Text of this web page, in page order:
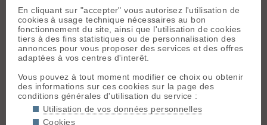
Massif :Mont Blanc
Départ :Chamonix
(Aiguille du Midi)
(3842 m)
Nord
Sommet associé :
La Tour Ronde
(3792 m)
Morgan Akhourfi
Conditions nivologiques,
Météo/températures : Brouillard et
grosse chaleur ..
Conditions d'accès/altitude du
parking : Aiguil’e du midi
Altitude de chaussage/déchaussage
En cliquant sur "accepter" vous autorisez l'utilisation de
cookies à usage technique nécessaires au bon
fonctionnement du site, ainsi que l'utilisation de cookies
tiers à des fins statistiques ou de personnalisation des
annonces pour vous proposer des services et des offres
adaptées à vos centres d'interêt.
Vous pouvez à tout moment modifier ce choix ou obtenir
des informations sur ces cookies sur la page des
conditions générales d'utilisation du service :
Utilisation de vos données personnelles
Cookies